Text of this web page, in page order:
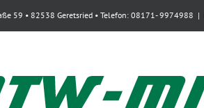
59 • 82538 Geretsried • Telefon: 08171- 9974988 |